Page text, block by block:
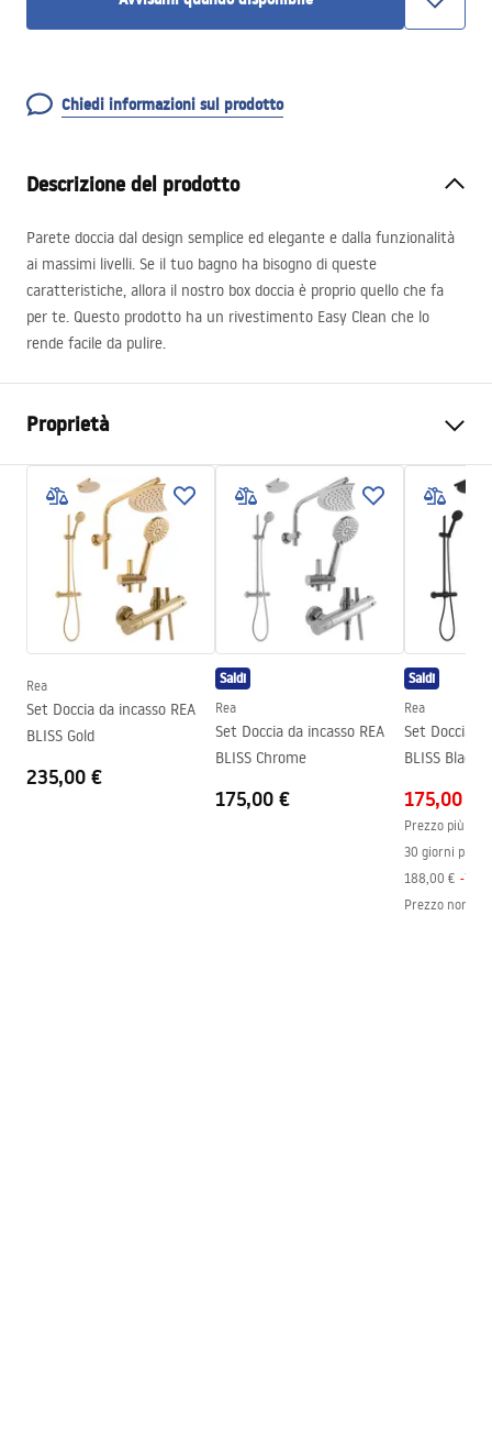
Chiedi informazioni sul prodotto
Descrizione del prodotto
Parete doccia dal design semplice ed elegante e dalla funzionalità
ai massimi livelli. Se il tuo bagno ha bisogno di queste
caratteristiche, allora il nostro box doccia è proprio quello che fa
per te. Questo prodotto ha un rivestimento Easy Clean che lo
rende facile da pulire.
Proprietà
Dimensioni (porta x parete)
80
Colore
Gold
Tipo di cabina
Walk-in
Il colore del vetro
Trasparente 8mm
Serie
Aero
Altezza
1950mm
Direzione della cabina
Garanzia
24 mesi
Rea
Set Doccia da incasso REA
BLISS Gold
235,00 €
Saldi
Rea
Set Doccia da incasso REA
BLISS Chrome
175,00 €
Saldi
Rea
Set Doccia
BLISS Black
175,00 €
Prezzo più
30 giorni
188,00 € -7
Prezzo